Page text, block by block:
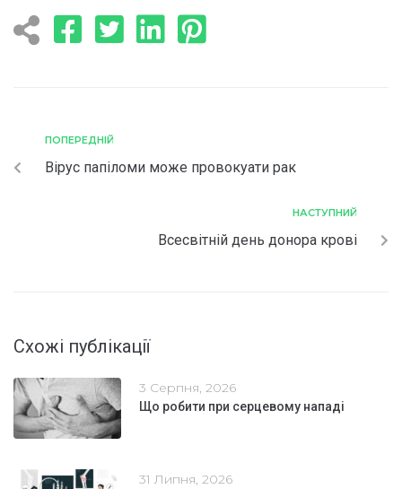
ПОПЕРЕДНІЙ
Вірус папіломи може провокуати рак
НАСТУПНИЙ
Всесвітній день донора крові
Схожі публікації
3 Серпня, 2026
Що робити при серцевому нападі
31 Липня, 2026